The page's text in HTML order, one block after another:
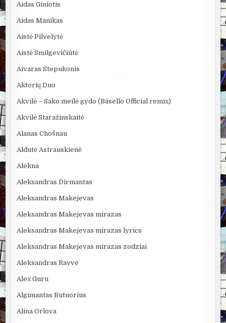
Aidas Giniotis
Aidas Manikas
Aistė Pilvelytė
Aistė Smilgevičiūtė
Aivaras Stepukonis
Aktorių Duo
Akvilė – Sako meilė gydo (Bäsello Official remix)
Akvilė Staražinskaitė
Alanas Chošnau
Aldutė Astrauskienė
Alekna
Aleksandras Dirmantas
Aleksandras Makejevas
Aleksandras Makejevas mirazas
Aleksandras Makejevas mirazas lyrics
Aleksandras Makejevas mirazas zodziai
Aleksandras Ravve
Alex Guru
Algimantas Butnorius
Alina Orlova